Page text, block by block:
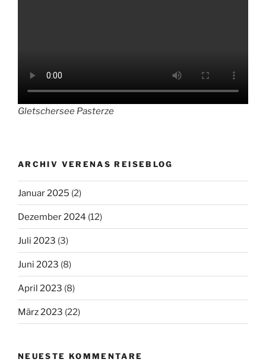
Gletschersee Pasterze
ARCHIV VERENAS REISEBLOG
Januar 2025 (2)
Dezember 2024 (12)
Juli 2023 (3)
Juni 2023 (8)
April 2023 (8)
März 2023 (22)
NEUESTE KOMMENTARE